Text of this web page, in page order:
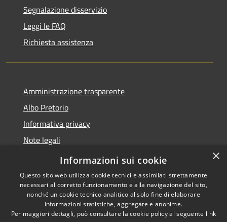
Segnalazione disservizio
Leggi le FAQ
Richiesta assistenza
Amministrazione trasparente
Albo Pretorio
Informativa privacy
Note legali
Dichiarazione di accessibilità
Accessibilità
Copyright © 2026 • Comune di
Villa Guardia • Powered by
×
Informazioni sui cookie
Questo sito web utilizza cookie tecnici e assimilati strettamente
necessari al corretto funzionamento e alla navigazione del sito,
nonché un cookie tecnico analitico al solo fine di elaborare
informazioni statistiche, aggregate e anonime.
Per maggiori dettagli, può consultare la cookie policy al seguente link